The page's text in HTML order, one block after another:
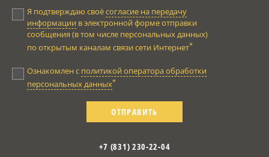
Я подтверждаю своёсогласие на передачу
информации в электронной форме отправки
сообщения (в том числе персональных данных)
по открытым каналам связи сети Интернет*
Ознакомлен с политикой оператора обработки
персональных данных*
ОТПРАВИТЬ
+7 (831) 230-22-04